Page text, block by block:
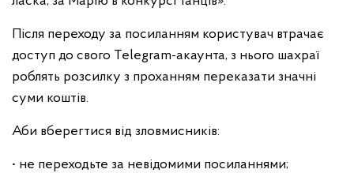
Після переходу за посиланням користувач втрачає
доступ до свого Telegram-акаунта, з нього шахраї
роблять розсилку з проханням переказати значні
суми коштів.
Аби вберегтися від зловмисників:
• не переходьте за невідомими посиланнями;